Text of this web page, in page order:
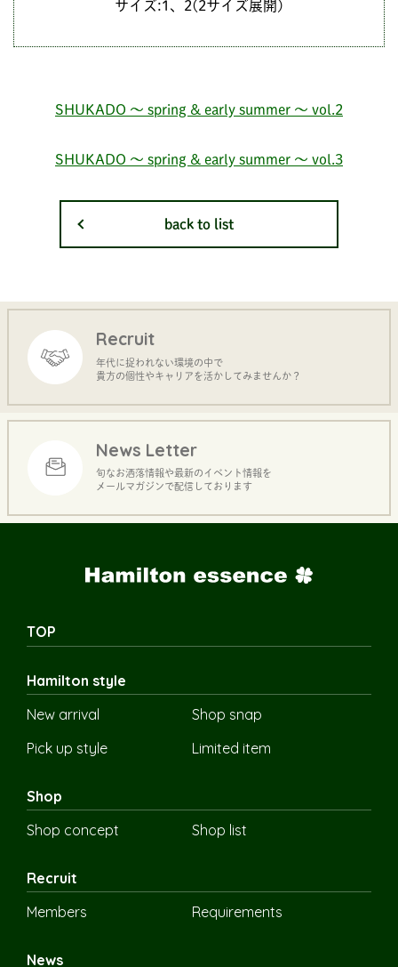
サイズ:1、2(2サイズ展開)
SHUKADO ～ spring & early summer ～ vol.2
SHUKADO ～ spring & early summer ～ vol.3
back to list
Recruit
年代に捉われない環境の中で
貴方の個性やキャリアを活かしてみませんか？
News Letter
旬なお洒落情報や最新のイベント情報を
メールマガジンで配信しております
TOP
Hamilton style
New arrival
Shop snap
Pick up style
Limited item
Shop
Shop concept
Shop list
Recruit
Members
Requirements
News